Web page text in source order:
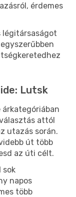
érdemes
légitársaságot
Lutsk
attól
utazás során.
út több
az úti célt.
sok
napos
több